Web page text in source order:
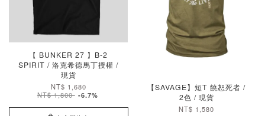
【 BUNKER 27 】B-2
SPIRIT / 洛克希德馬丁授權 /
現貨
NT$ 1,680
NT$ 1,800 -6.7%
【SAVAGE】短T 饒恕死者 /
2色 / 現貨
NT$ 1,580